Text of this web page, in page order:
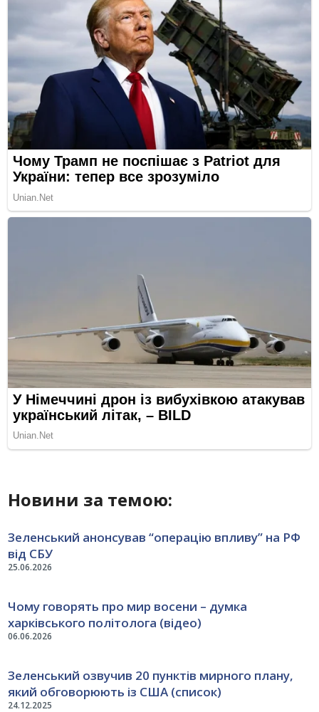
Новини за темою:
25.06.2026
Зеленський анонсував “операцію впливу” на РФ
від СБУ
06.06.2026
Чому говорять про мир восени – думка
харківського політолога (відео)
24.12.2025
Зеленський озвучив 20 пунктів мирного плану,
який обговорюють із США (список)